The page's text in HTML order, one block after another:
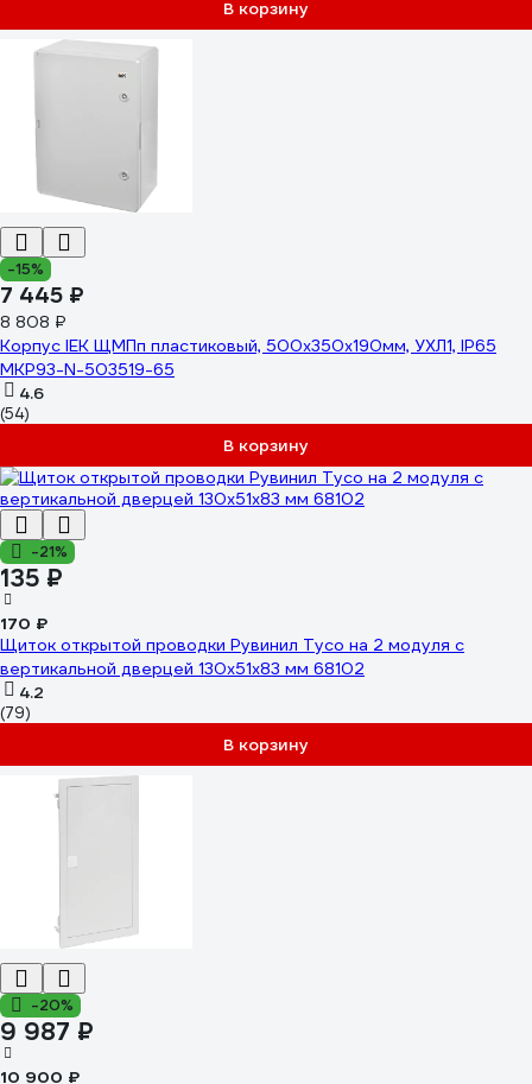
В корзину
-15%
7 445 ₽
8 808 ₽
Корпус IEK ЩМПп пластиковый, 500х350х190мм, УХЛ1, IP65
MKP93-N-503519-65
4.6
(54)
В корзину
-21%
135 ₽
170 ₽
Щиток открытой проводки Рувинил Тусо на 2 модуля с
вертикальной дверцей 130x51x83 мм 68102
4.2
(79)
В корзину
-20%
9 987 ₽
10 900 ₽